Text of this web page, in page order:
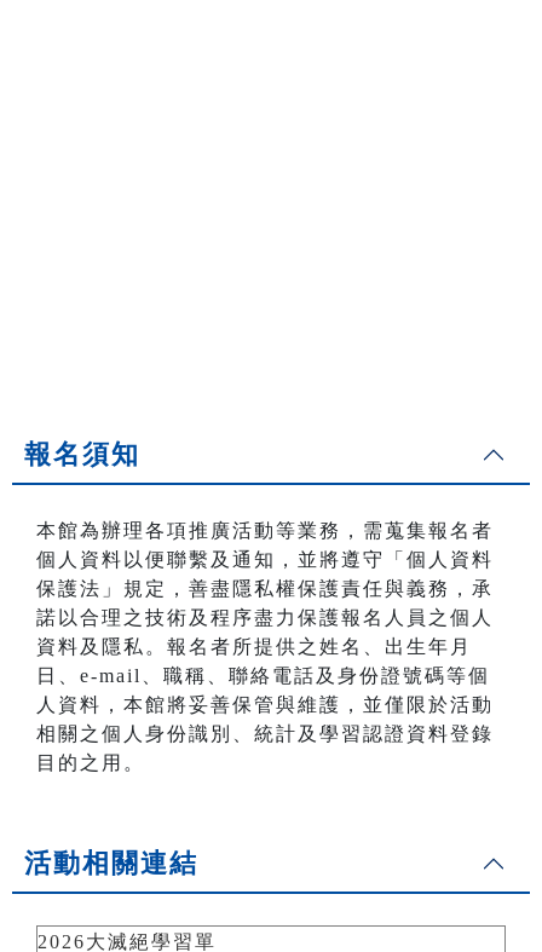
報名須知
本館為辦理各項推廣活動等業務，需蒐集報名者
個人資料以便聯繫及通知，並將遵守「個人資料
保護法」規定，善盡隱私權保護責任與義務，承
諾以合理之技術及程序盡力保護報名人員之個人
資料及隱私。報名者所提供之姓名、出生年月
日、e-mail、職稱、聯絡電話及身份證號碼等個
人資料，本館將妥善保管與維護，並僅限於活動
相關之個人身份識別、統計及學習認證資料登錄
目的之用。
活動相關連結
2026大滅絕學習單